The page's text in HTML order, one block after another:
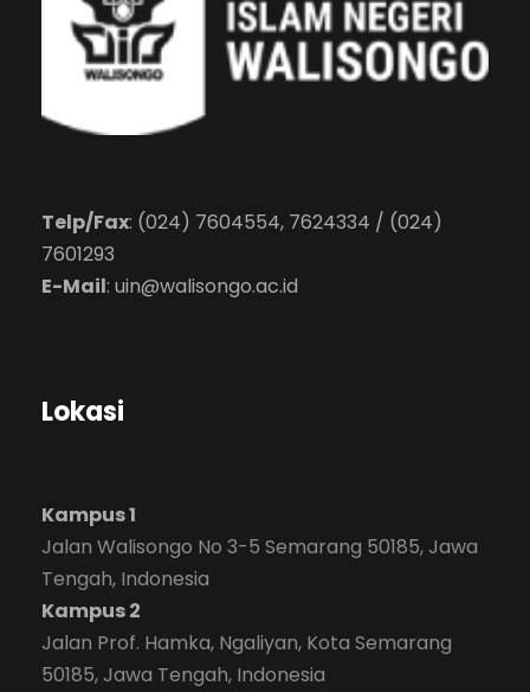
Telp/Fax: (024) 7604554, 7624334 / (024)
7601293
E-Mail: uin@walisongo.ac.id
Lokasi
Kampus 1
Jalan Walisongo No 3-5 Semarang 50185, Jawa
Tengah, Indonesia
Kampus 2
Jalan Prof. Hamka, Ngaliyan, Kota Semarang
50185, Jawa Tengah, Indonesia